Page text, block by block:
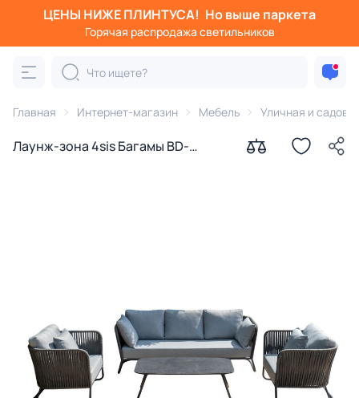
ЦЕНЫ НИЖЕ ПЛИНТУСА! Но выше паркета
Горячая распродажа светильников
Главная Интернет-магазин Мебель Уличная и
Лаунж-зона 4sis Багамы BD-